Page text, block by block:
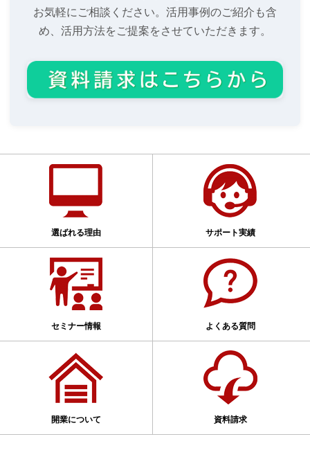
お気軽にご相談ください。活用事例のご紹介も含
め、活用方法をご提案をさせていただきます。
選ばれる理由 サポート実績
セミナー情報 よくある質問
開業について 資料請求